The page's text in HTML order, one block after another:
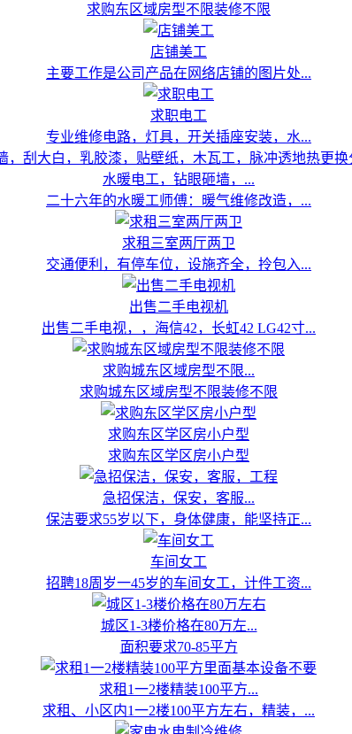
求购东区域房型不限装修不限
店铺美工
主要工作是公司产品在网络店铺的图片处...
求职电工
专业维修电路，灯具，开关插座安装，水...
水暖电工，钻眼砸墙，...
二十六年的水暖工师傅：暖气维修改造，...
求租三室两厅两卫
交通便利，有停车位，设施齐全，拎包入...
出售二手电视机
出售二手电视，，海信42，长虹42 LG42寸...
求购城东区域房型不限...
求购城东区域房型不限装修不限
求购东区学区房小户型
求购东区学区房小户型
急招保洁，保安，客服...
保洁要求55岁以下，身体健康，能坚持正...
车间女工
招聘18周岁一45岁的车间女工，计件工资...
城区1-3楼价格在80万左...
面积要求70-85平方
求租1一2楼精装100平方...
求租、小区内1一2楼100平方左右，精装，...